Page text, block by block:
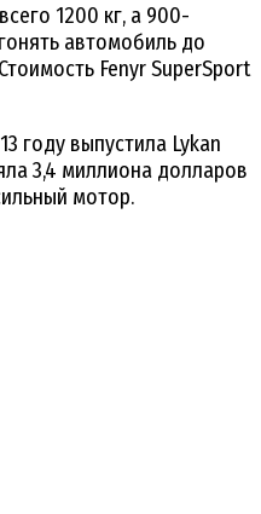
1200 кг, а 900-
автомобиль до
Fenyr SuperSport
году выпустила Lykan
3,4 миллиона долларов
мотор.